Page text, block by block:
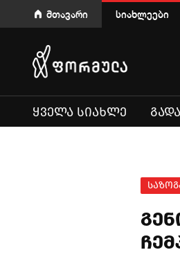
მთავარი სიახლეები
ᲧᲕᲔᲚᲐ ᲡᲘᲐᲮᲚᲔ